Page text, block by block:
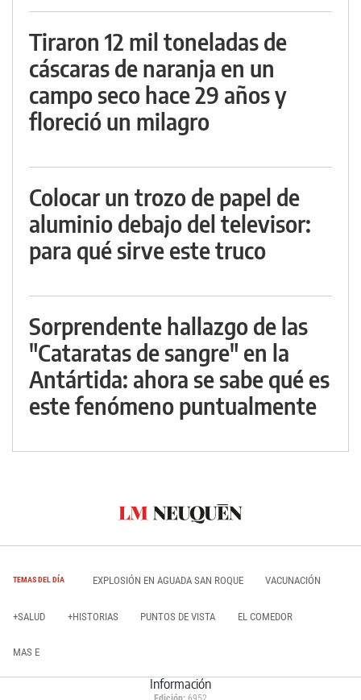
Tiraron 12 mil toneladas de
cáscaras de naranja en un
campo seco hace 29 años y
floreció un milagro
Colocar un trozo de papel de
aluminio debajo del televisor:
para qué sirve este truco
Sorprendente hallazgo de las
"Cataratas de sangre" en la
Antártida: ahora se sabe qué es
este fenómeno puntualmente
TEMAS DEL DÍA EXPLOSIÓN EN AGUADA SAN ROQUE VACUNACIÓN
+SALUD +HISTORIAS PUNTOS DE VISTA EL COMEDOR
MAS E
Información